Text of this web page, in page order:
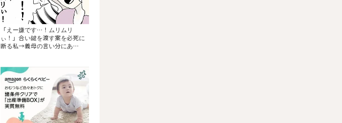
「えー嫌です…！ムリムリ
ぃ！」合い鍵を渡す案を必死に
断る私→義母の言い分にあ